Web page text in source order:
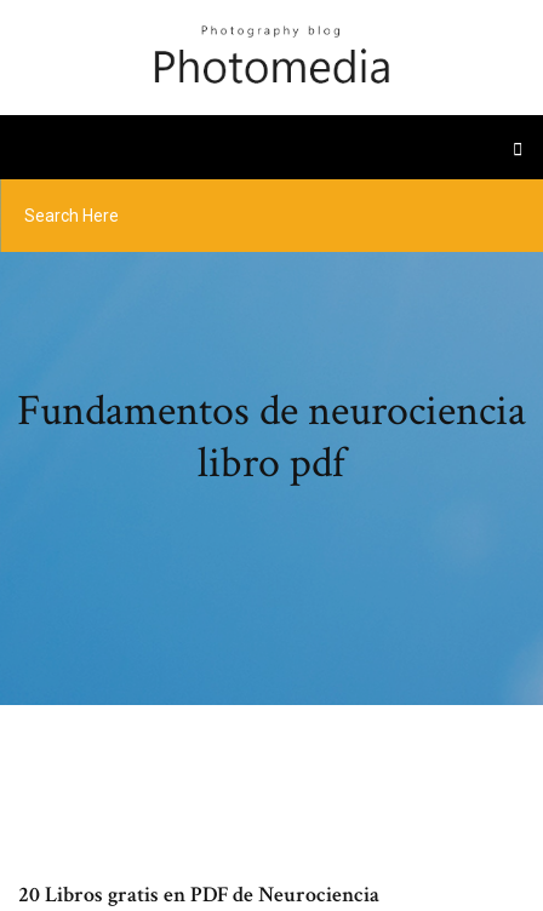
Fundamentos de neurociencia
libro pdf
20 Libros gratis en PDF de Neurociencia